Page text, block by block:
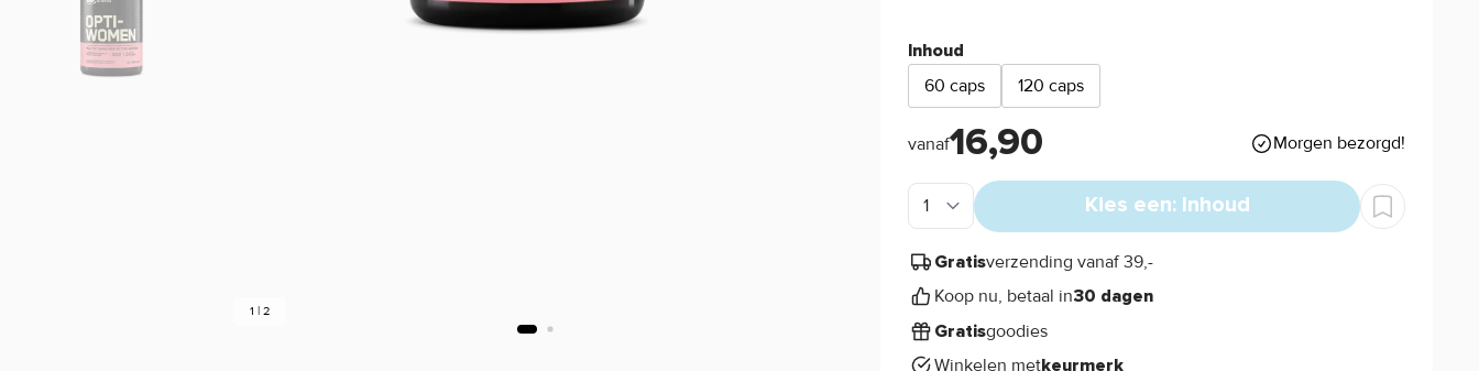
Inhoud
60 caps 120 caps
vanaf16,90 Morgen bezorgd!
Kies een: Inhoud
Gratisverzending vanaf 39,-
Koop nu, betaal in30 dagen
Gratisgoodies
Winkelen metkeurmerk
1 | 2